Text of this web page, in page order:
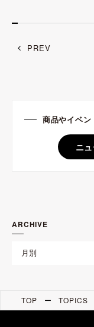
PREV
商品やイベン
ニ
ARCHIVE
TOP TOPICS